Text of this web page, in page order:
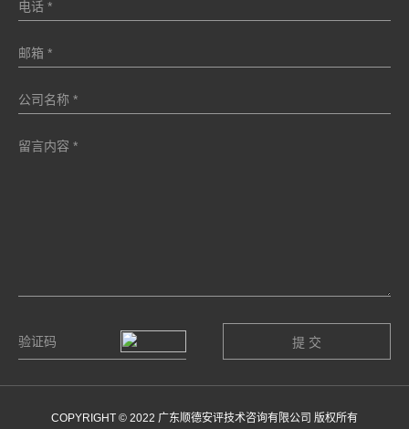
COPYRIGHT © 2022 广东顺德安评技术咨询有限公司 版权所有